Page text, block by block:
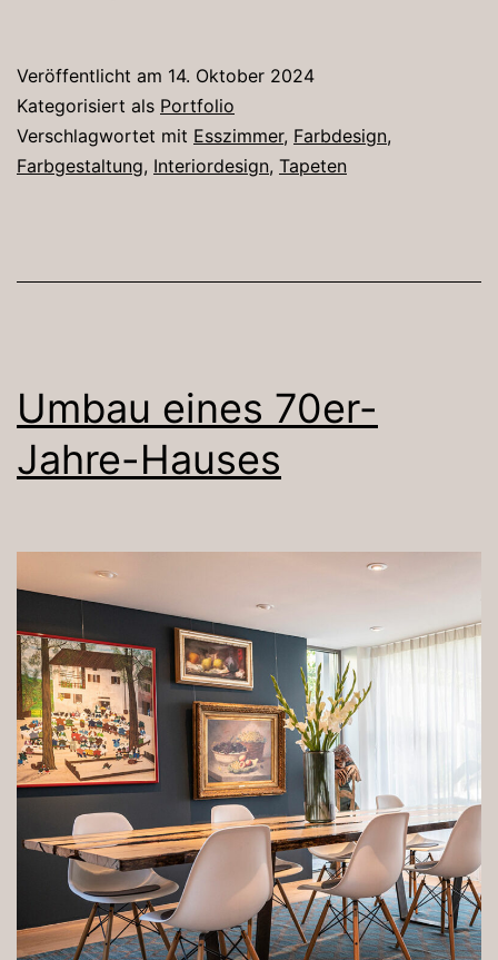
Veröffentlicht am 14. Oktober 2024
Kategorisiert als Portfolio
Verschlagwortet mit Esszimmer, Farbdesign,
Farbgestaltung, Interiordesign, Tapeten
Umbau eines 70er-
Jahre-Hauses